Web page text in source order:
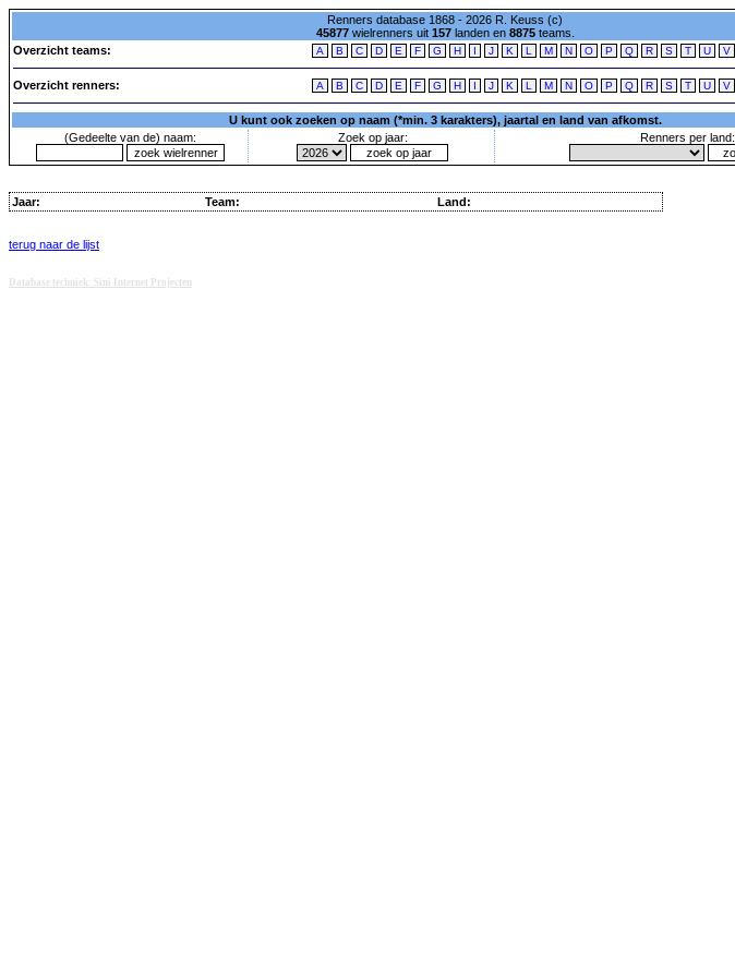
Renners database 1868 - 2026 R. Keuss (c)
45877wielrenners uit 157landen en 8875teams.
Overzicht teams:
A B C D E F G H I J K L M N O P Q R S T U V
Overzicht renners: A B C D E F G H I J K L M N O P Q R S T U V
U kunt ook zoeken op naam (*min. 3 karakters), jaartal en land van afkomst.
(Gedeelte van de) naam:
Zoek op jaar: Renners per land:
Jaar: Team: Land:
terug naar de lijst
Database techniek: Sini Internet Projecten